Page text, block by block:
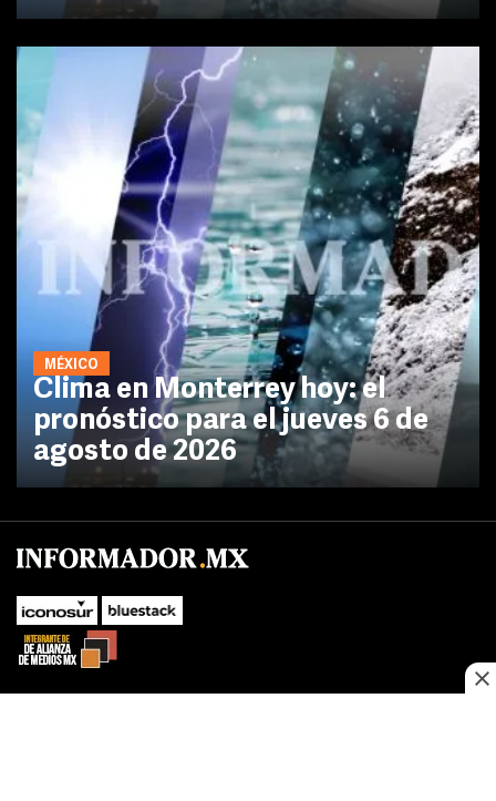
MÉXICO
Clima en Monterrey hoy: el
pronóstico para el jueves 6 de
agosto de 2026